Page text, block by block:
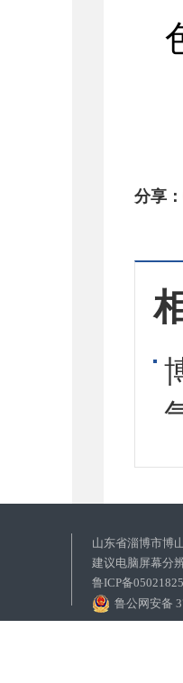
分享：
山东省淄博市
建议电脑屏幕分
鲁ICP备
鲁公网安备